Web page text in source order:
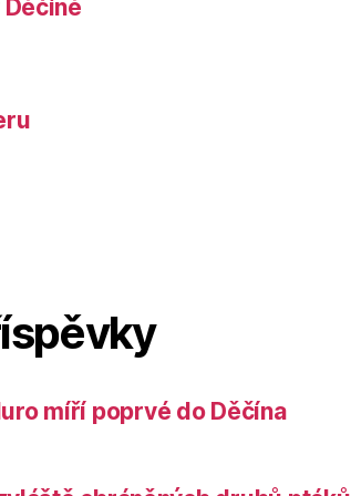
míří poprvé do Děčína